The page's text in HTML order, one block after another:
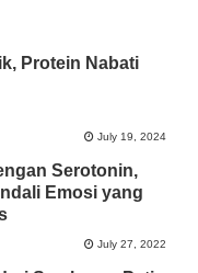
Protein Nabati
July 19, 2024
Serotonin,
Emosi yang
July 27, 2022